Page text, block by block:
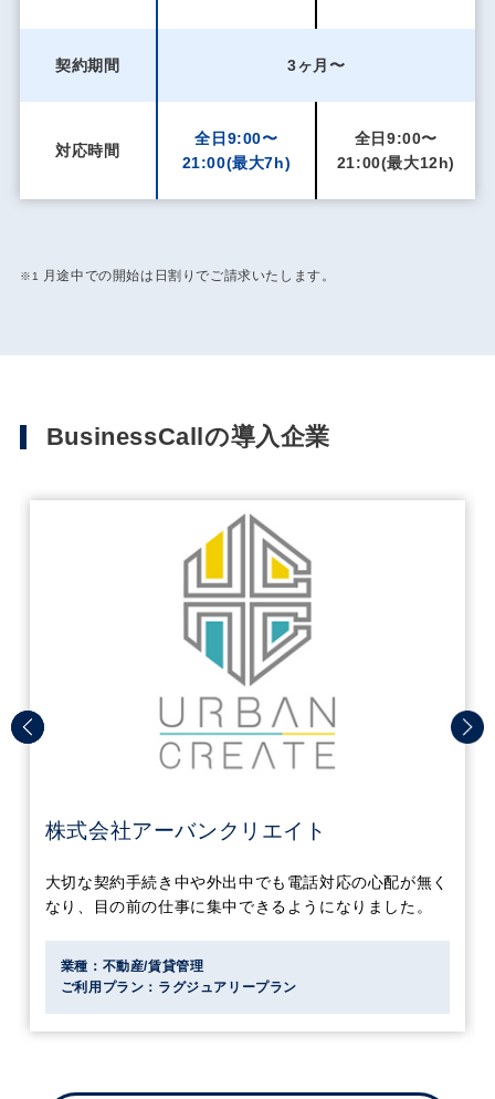
契約期間 3ヶ月〜
対応時間
全日9:00〜
21:00(最大7h)
全日9:00〜
21:00(最大12h)
※1 月途中での開始は日割りでご請求いたします。
BusinessCallの導入企業
株式会社アーバンクリエイト
大切な契約手続き中や外出中でも電話対応の心配が無く
なり、目の前の仕事に集中できるようになりました。
業種：不動産/賃貸管理
ご利用プラン：ラグジュアリープラン